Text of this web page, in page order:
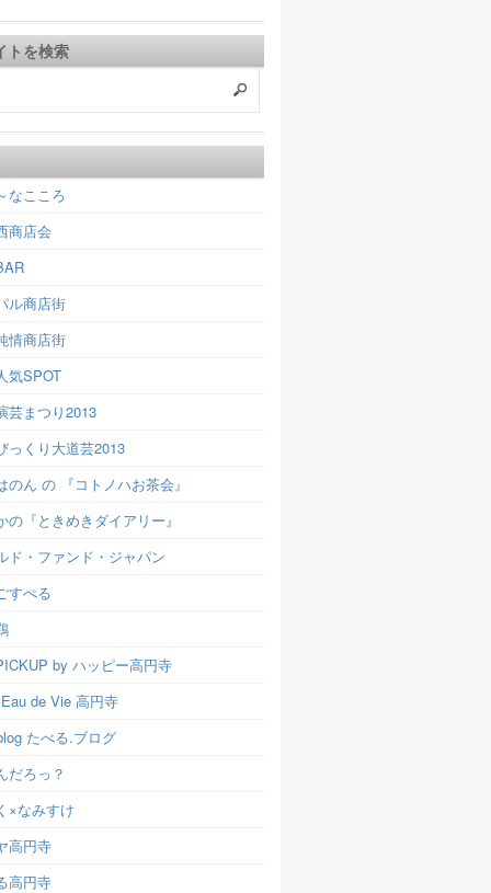
トを検索
なこころ
商店会
ル商店街
情商店街
気SPOT
芸まつり2013
っくり大道芸2013
のん の 『コトノハお茶会』
の『ときめきダイアリー』
ド・ファンド・ジャパン
すぺる
by ハッピー高円寺
de Vie 高円寺
たべる.ブログ
だろっ？
×なみすけ
高円寺
高円寺